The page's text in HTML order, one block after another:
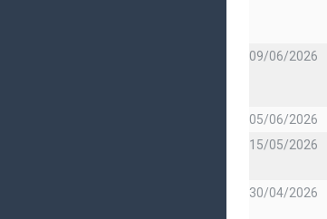
09/06/2026
05/06/2026
15/05/2026
30/04/2026